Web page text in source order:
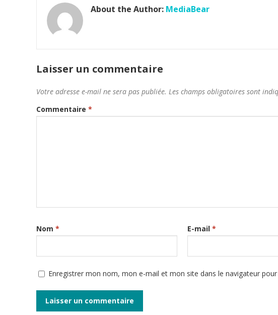
About the Author: MediaBear
Laisser un commentaire
Votre adresse e-mail ne sera pas publiée. Les champs obligatoires sont
Commentaire *
Nom * E-mail *
Enregistrer mon nom, mon e-mail et mon site dans le navigateur